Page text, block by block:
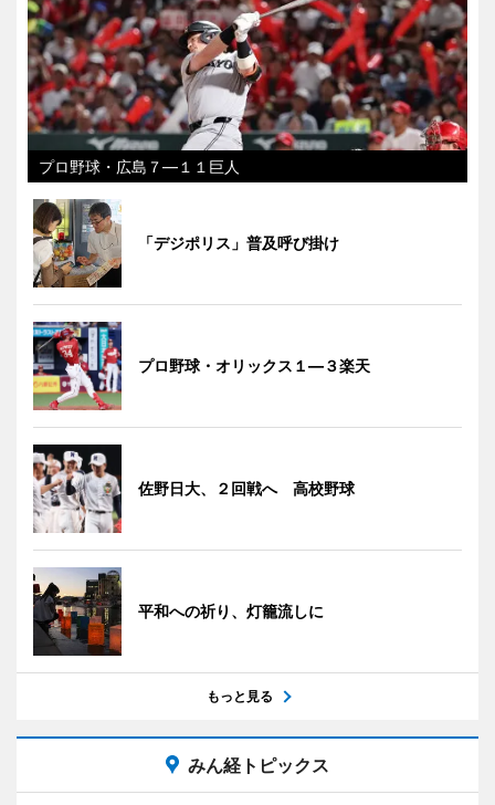
プロ野球・広島７―１１巨人
「デジポリス」普及呼び掛け
プロ野球・オリックス１―３楽天
佐野日大、２回戦へ 高校野球
平和への祈り、灯籠流しに
もっと見る
みん経トピックス